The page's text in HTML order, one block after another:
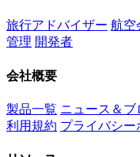
旅行アドバイザー 航空
管理 開発者
会社概要
製品一覧 ニュース＆ブ
利用規約 プライバシー